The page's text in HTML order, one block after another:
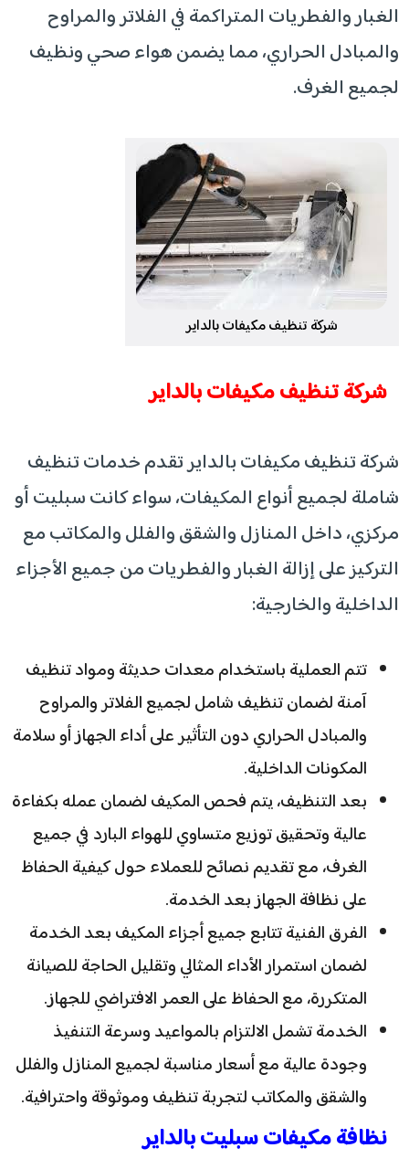
الغبار والفطريات المتراكمة في الفلاتر والمراوح
والمبادل الحراري، مما يضمن هواء صحي ونظيف
لجميع الغرف.
شركة تنظيف مكيفات بالداير
شركة تنظيف مكيفات بالداير
شركة تنظيف مكيفات بالداير تقدم خدمات تنظيف
شاملة لجميع أنواع المكيفات، سواء كانت سبليت أو
مركزي، داخل المنازل والشقق والفلل والمكاتب مع
التركيز على إزالة الغبار والفطريات من جميع الأجزاء
الداخلية والخارجية:
تتم العملية باستخدام معدات حديثة ومواد تنظيف
آمنة لضمان تنظيف شامل لجميع الفلاتر والمراوح
والمبادل الحراري دون التأثير على أداء الجهاز أو سلامة
المكونات الداخلية.
بعد التنظيف، يتم فحص المكيف لضمان عمله بكفاءة
عالية وتحقيق توزيع متساوي للهواء البارد في جميع
الغرف، مع تقديم نصائح للعملاء حول كيفية الحفاظ
على نظافة الجهاز بعد الخدمة.
الفرق الفنية تتابع جميع أجزاء المكيف بعد الخدمة
لضمان استمرار الأداء المثالي وتقليل الحاجة للصيانة
المتكررة، مع الحفاظ على العمر الافتراضي للجهاز.
الخدمة تشمل الالتزام بالمواعيد وسرعة التنفيذ
وجودة عالية مع أسعار مناسبة لجميع المنازل والفلل
والشقق والمكاتب لتجربة تنظيف وموثوقة واحترافية.
نظافة مكيفات سبليت بالداير